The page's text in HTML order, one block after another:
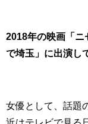
2018年の映画「ニ
で埼玉 」に出演し
女優として、話題